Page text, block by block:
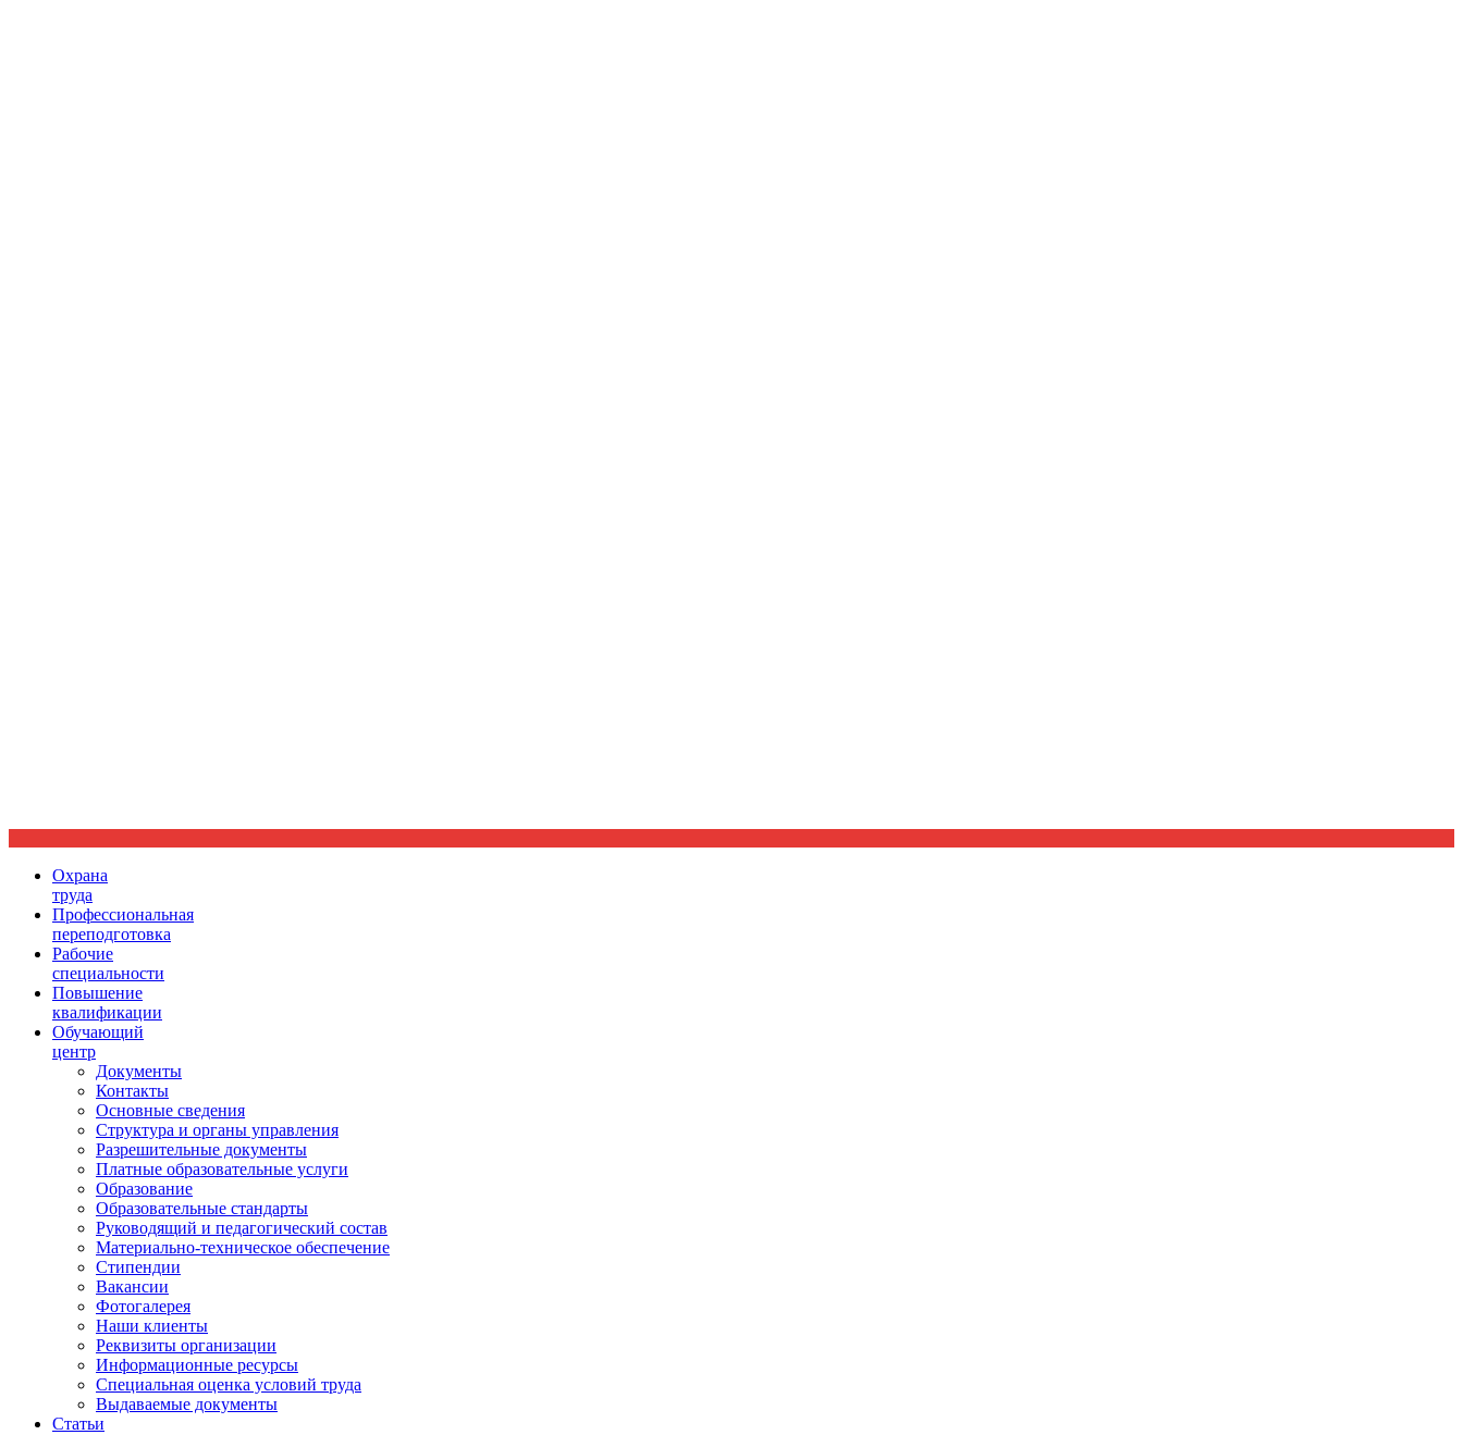
Ориентир охраны труда
Охрана
труда
Профессиональная
переподготовка
Рабочие
специальности
Повышение
квалификации
Обучающий
центр
Документы
Контакты
Основные сведения
Структура и органы управления
Разрешительные документы
Платные образовательные услуги
Образование
Образовательные стандарты
Руководящий и педагогический состав
Материально-техническое обеспечение
Стипендии
Вакансии
Фотогалерея
Наши клиенты
Реквизиты организации
Информационные ресурсы
Специальная оценка условий труда
Выдаваемые документы
Статьи